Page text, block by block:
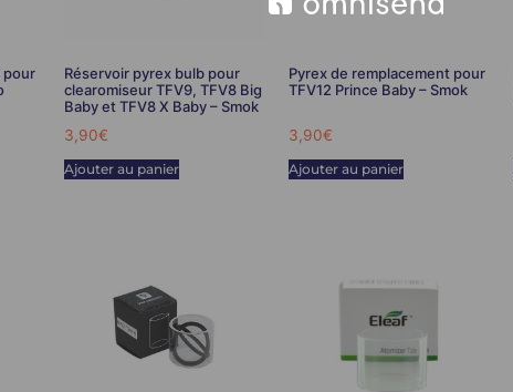
pour
Réservoir pyrex bulb pour
clearomiseur TFV9, TFV8 Big
Baby et TFV8 X Baby – Smok
3,90€
Ajouter au panier
Pyrex de remplacement pour
TFV12 Prince Baby – Smok
3,90€
Ajouter au panier